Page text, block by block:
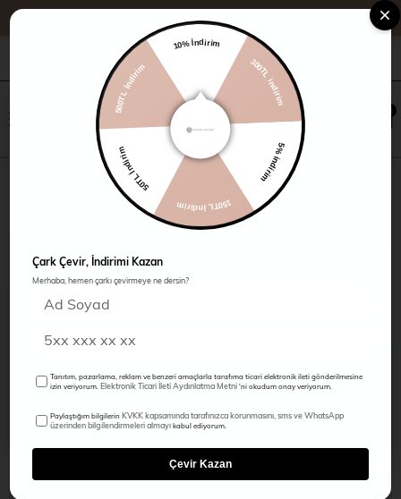
+90 216 485 60 90 Kampanyalar
0
10% İndirim
300TL indirim
5% indirim
150TL İndirim
50TL İndirim
500TL İndirim
Çark Çevir, İndirimi Kazan
Merhaba, hemen çarkı çevirmeye ne dersin?
Tanıtım, pazarlama, reklam ve benzeri amaçlarla tarafıma ticari elektronik ileti gönderilmesine
izin veriyorum.Elektronik Ticari İleti Aydınlatma Metni'ni okudum onay veriyorum.
Paylaştığım bilgilerinKVKK kapsamında tarafınızca korunmasını, sms ve WhatsApp
üzerinden bilgilendirmeleri almayıkabul ediyorum.
Çevir Kazan